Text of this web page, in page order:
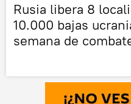
Rusia libera 8
10.000 bajas
semana de